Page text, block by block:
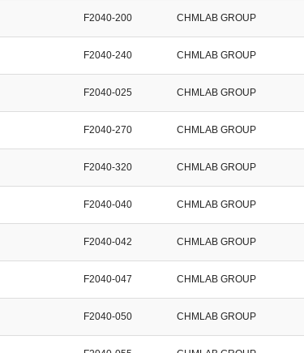
F2040-200 CHMLAB GROUP
F2040-240 CHMLAB GROUP
F2040-025 CHMLAB GROUP
F2040-270 CHMLAB GROUP
F2040-320 CHMLAB GROUP
F2040-040 CHMLAB GROUP
F2040-042 CHMLAB GROUP
F2040-047 CHMLAB GROUP
F2040-050 CHMLAB GROUP